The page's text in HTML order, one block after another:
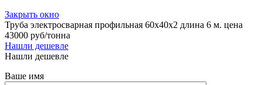
Закрыть окно
Труба электросварная профильная 60x40x2 длина 6 м. цена
43000 руб/тонна
Нашли дешевле
Нашли дешевле
Ваше имя